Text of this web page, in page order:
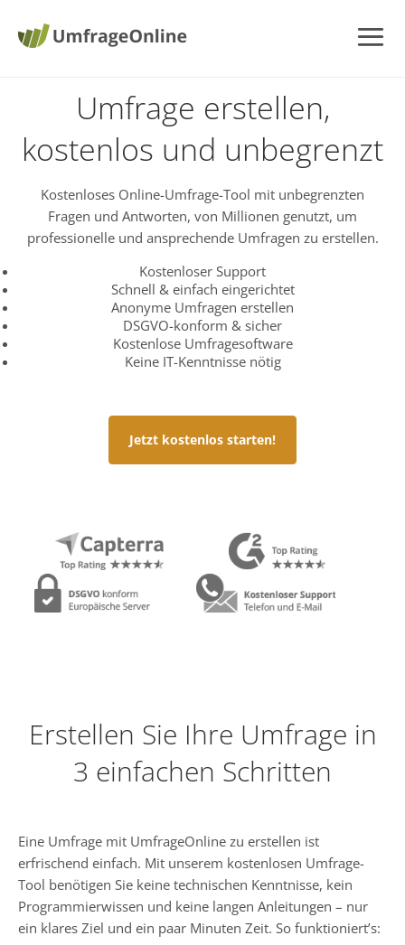
Umfrage erstellen,
kostenlos und unbegrenzt
Kostenloses Online-Umfrage-Tool mit unbegrenzten
Fragen und Antworten, von Millionen genutzt, um
professionelle und ansprechende Umfragen zu erstellen.
Kostenloser Support
Schnell & einfach eingerichtet
Anonyme Umfragen erstellen
DSGVO-konform & sicher
Kostenlose Umfragesoftware
Keine IT-Kenntnisse nötig
Jetzt kostenlos starten!
Erstellen Sie Ihre Umfrage in
3 einfachen Schritten
Eine Umfrage mit UmfrageOnline zu erstellen ist
erfrischend einfach. Mit unserem kostenlosen Umfrage-
Tool benötigen Sie keine technischen Kenntnisse, kein
Programmierwissen und keine langen Anleitungen – nur
ein klares Ziel und ein paar Minuten Zeit. So funktioniert’s: